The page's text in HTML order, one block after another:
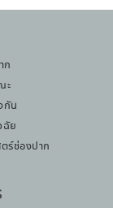
ก
ะ
กัน
ฉัย
ร์ช่องปาก